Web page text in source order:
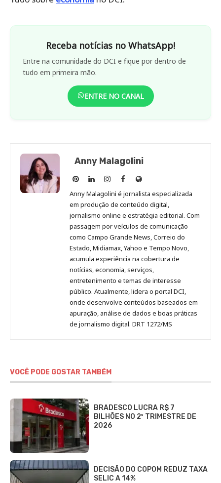
Receba notícias no WhatsApp!
Entre na comunidade do DCI e fique por dentro de
tudo em primeira mão.
ENTRE NO CANAL
Anny Malagolini
Anny
Malagolini
no
Pinterest
Anny
Malagolini
no
LinkedIn
Anny
Malagolini
no
Instagram
Anny
Malagolini
no
Facebook
Site
de
Anny
Malagolini
Anny Malagolini é jornalista especializada
em produção de conteúdo digital,
jornalismo online e estratégia editorial. Com
passagem por veículos de comunicação
como Campo Grande News, Correio do
Estado, Midiamax, Yahoo e Tempo Novo,
acumula experiência na cobertura de
notícias, economia, serviços,
entretenimento e temas de interesse
público. Atualmente, lidera o portal DCI,
onde desenvolve conteúdos baseados em
apuração, análise de dados e boas práticas
de jornalismo digital. DRT 1272/MS
VOCÊ PODE GOSTAR TAMBÉM
BRADESCO LUCRA R$ 7
BILHÕES NO 2º TRIMESTRE DE
2026
DECISÃO DO COPOM REDUZ TAXA
SELIC A 14%